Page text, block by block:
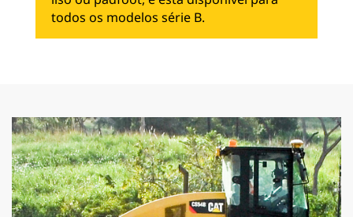
todos os modelos série B.